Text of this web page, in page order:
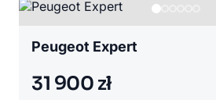
Peugeot Expert
31 900 zł